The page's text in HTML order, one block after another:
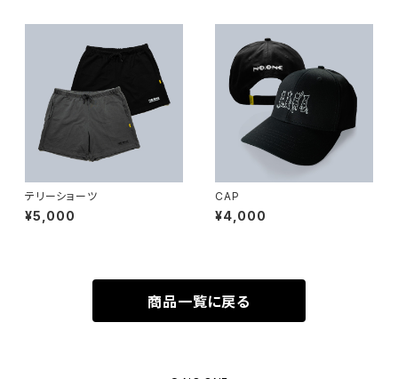
テリーショーツ
¥5,000
CAP
¥4,000
商品一覧に戻る